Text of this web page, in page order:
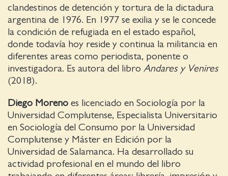
clandestinos de detención y tortura de la dictadura
argentina de 1976. En 1977 se exilia y se le concede
la condición de refugiada en el estado español,
donde todavía hoy reside y continua la militancia en
diferentes areas como periodista, ponente o
investigadora. Es autora del libro Andares y Venires
(2018).
Diego Moreno es licenciado en Sociología por la
Universidad Complutense, Especialista Universitario
en Sociología del Consumo por la Universidad
Complutense y Máster en Edición por la
Universidad de Salamanca. Ha desarrollado su
actividad profesional en el mundo del libro